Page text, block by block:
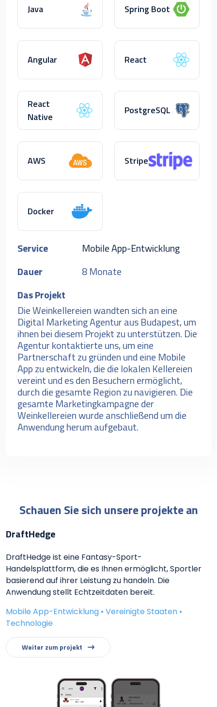
Java Spring Boot
Angular React
React
Native
PostgreSQL
AWS Stripe
Docker
Service
Mobile App-Entwicklung
Dauer
8 Monate
Das Projekt
Die Weinkellereien wandten sich an eine
Digital Marketing Agentur aus Budapest, um
ihnen bei diesem Projekt zu unterstützen. Die
Agentur kontaktierte uns, um eine
Partnerschaft zu gründen und eine Mobile
App zu entwickeln, die die lokalen Kellereien
vereint und es den Besuchern ermöglicht,
durch die gesamte Region zu navigieren. Die
gesamte Marketingkampagne der
Weinkellereien wurde anschließend um die
Anwendung herum aufgebaut.
Schauen Sie sich unsere projekte an
DraftHedge
DraftHedge ist eine Fantasy-Sport-
Handelsplattform, die es Ihnen ermöglicht, Sportler
basierend auf ihrer Leistung zu handeln. Die
Anwendung stellt Echtzeitdaten bereit.
Mobile App-Entwicklung • Vereinigte Staaten •
Technologie
Weiter zum projekt